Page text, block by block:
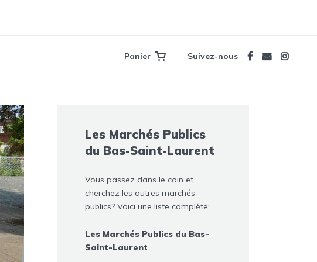
Panier Suivez-nous
Les Marchés Publics
du Bas-Saint-Laurent
Vous passez dans le coin et
cherchez les autres marchés
publics? Voici une liste complète:
Les Marchés Publics du Bas-
Saint-Laurent